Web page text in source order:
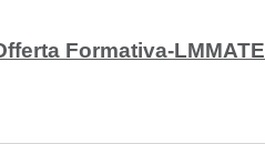
Formativa-LMMATE